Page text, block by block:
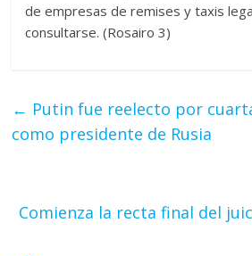
de empresas de remises y taxis
consultarse. (Rosairo 3)
← Putin fue reelecto por
como presidente de Rusia
Comienza la recta final del